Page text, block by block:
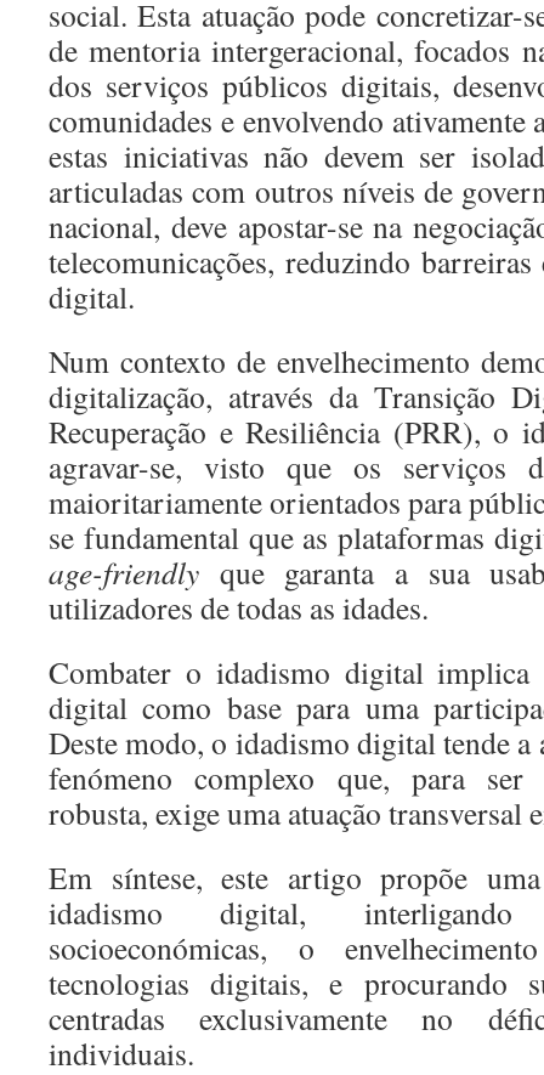
social. Esta atuação pode concretizar-
de mentoria intergeracional, focados
dos serviços públicos digitais,
comunidades e envolvendo ativamente
estas iniciativas não devem ser
articuladas com outros níveis de
nacional, deve apostar-se na
telecomunicações, reduzindo
digital.
Num contexto de envelhecimento
digitalização, através da Transição
Recuperação e Resiliência (PRR), o
agravar-se, visto que os serviços
maioritariamente orientados para
se fundamental que as plataformas
age-friendly que garanta a sua
utilizadores de todas as idades.
Combater o idadismo digital implica
digital como base para uma
Deste modo, o idadismo digital tende a
fenómeno complexo que, para
robusta, exige uma atuação transversal
Em síntese, este artigo propõe
idadismo digital, interligando
socioeconómicas, o
tecnologias digitais, e procurando
centradas exclusivamente no
individuais.